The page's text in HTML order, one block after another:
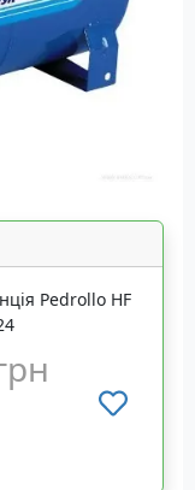
Pedrollo HF